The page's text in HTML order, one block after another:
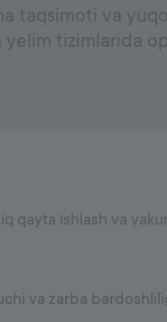
taqsimoti va
yelim tizimlarida
qayta ishlash va
va zarba